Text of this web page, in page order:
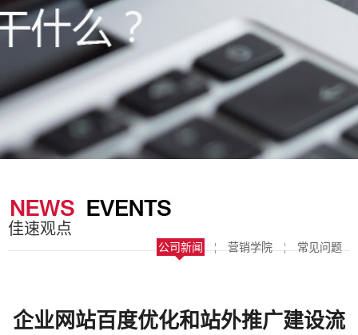
建
板
获
里
服
经
案
站
圈
子
关
佳速观点
公司新闻 ¦ 营销学院 ¦ 常见问题
企业网站百度优化和站外推广建设流